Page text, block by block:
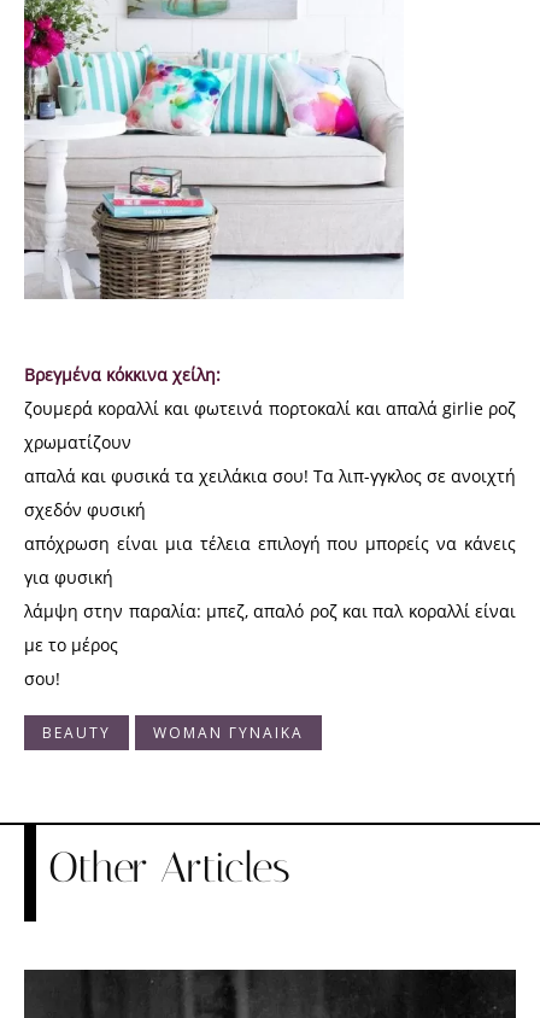
Βρεγμένα κόκκινα χείλη:
ζουμερά κοραλλί και φωτεινά πορτοκαλί και απαλά girlie ροζ
χρωματίζουν
απαλά και φυσικά τα χειλάκια σου! Τα λιπ-γγκλος σε ανοιχτή
σχεδόν φυσική
απόχρωση είναι μια τέλεια επιλογή που μπορείς να κάνεις
για φυσική
λάμψη στην παραλία: μπεζ, απαλό ροζ και παλ κοραλλί είναι
με το μέρος
σου!
BEAUTY WOMAN ΓΥΝΑΙΚΑ
Other Articles